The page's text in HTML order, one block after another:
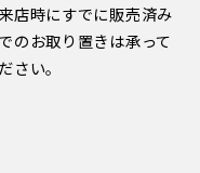
店時にすでに販売済み
のお取り置きは承って
さい。